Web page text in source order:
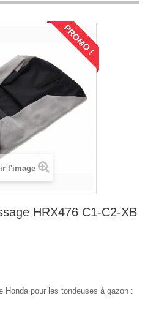
PROMO !
l'image
HRX476 C1-C2-XB
Honda pour les tondeuses à gazon :